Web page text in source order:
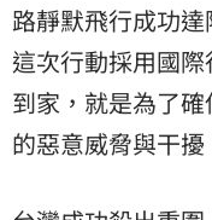
路靜默飛行成功
這次行動採用國
到家，就是為了
的惡意威脅與干擾